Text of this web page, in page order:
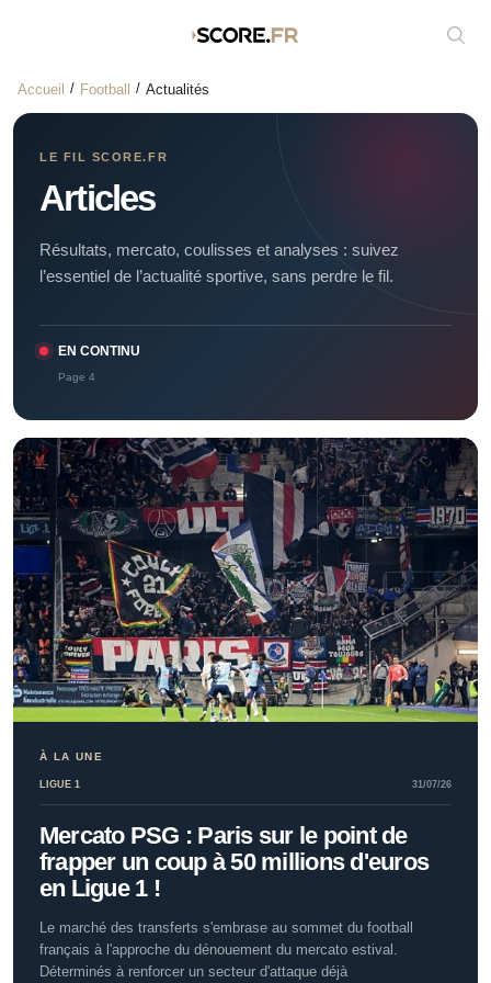
Accueil Football Actualités
LE FIL SCORE.FR
Articles
Résultats, mercato, coulisses et analyses : suivez
l’essentiel de l’actualité sportive, sans perdre le fil.
EN CONTINU
Page 4
À LA UNE
LIGUE 1 31/07/26
Mercato PSG : Paris sur le point de
frapper un coup à 50 millions d'euros
en Ligue 1 !
Le marché des transferts s'embrase au sommet du football
français à l'approche du dénouement du mercato estival.
Déterminés à renforcer un secteur d'attaque déjà